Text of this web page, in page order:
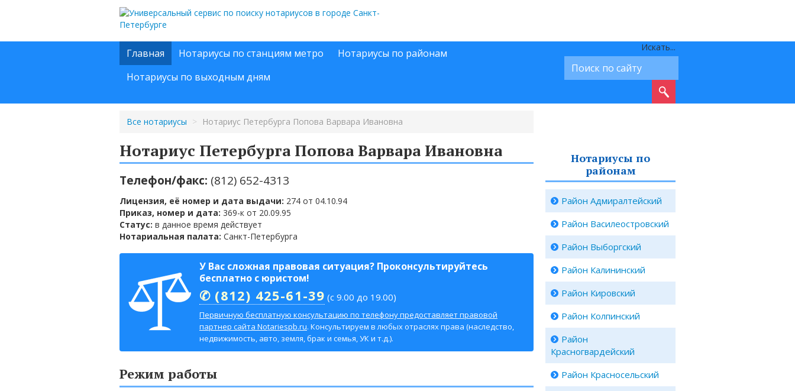
Главная Нотариусы по станциям метро
Нотариусы по районам
Нотариусы по выходным дням
Искать...
Все нотариусы > Нотариус Петербурга Попова Варвара Ивановна
Нотариус Петербурга Попова Варвара Ивановна
Телефон/факс: (812) 652-4313
Лицензия, её номер и дата выдачи: 274 от 04.10.94
Приказ, номер и дата: 369-к от 20.09.95
Статус: в данное время действует
Нотариальная палата: Санкт-Петербурга
У Вас сложная правовая ситуация? Проконсультируйтесь
бесплатно с юристом!
✆ (812) 425-61-39 (с 9.00 до 19.00)
Первичную бесплатную консультацию по телефону предоставляет правовой
партнер сайта Notariespb.ru. Консультируем в любых отраслях права (наследство,
недвижимость, авто, земля, брак и семья, УК и т.д.).
Режим работы
Нотариусы по
районам
Район Адмиралтейский
Район Василеостровский
Район Выборгский
Район Калининский
Район Кировский
Район Колпинский
Район
Красногвардейский
Район Красносельский